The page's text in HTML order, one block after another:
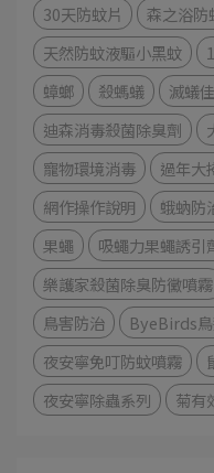
30天防蚊片
森之浴防
天然防蚊液驅小黑蚊
蟑螂
殺螞蟻 滅蟻
迪森消毒殺菌除臭劑
寵物環境消毒
過年大
網作操作說明
蛾蚋防
果蠅
吸蠅力果蠅誘引
樂護家殺菌除臭防黴噴霧
鳥害防治
ByeBirds
夜安寧免叮防蚊噴霧
夜安寧除蟲系列
菊有